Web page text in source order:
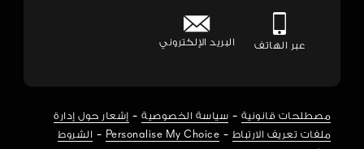
عبر الهاتف البريد الإلكتروني
مصطلحات قانونية - سياسة الخصوصية - إشعار حول إدارة
ملفات تعريف الارتباط -
Personalise My Choice
-
الشروط